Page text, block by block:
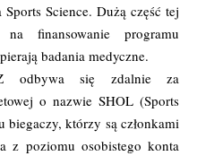
Science. Dużą część tej
finansowanie programu
badania medyczne.
odbywa się zdalnie za
o nazwie SHOL (Sports
którzy są członkami
z poziomu osobistego konta